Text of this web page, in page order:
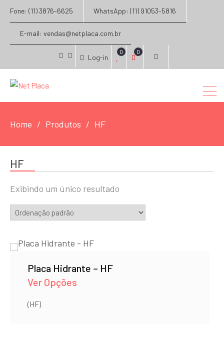
Fone: (11) 3876-6625 WhatsApp: (11) 91053-5816
E-mail: vendas@netplaca.com.br
facebook
instagram
Log-in
0 0
Home Produtos HF
HF
Exibindo um único resultado
Placa Hidrante – HF
Ver Opções
(HF)